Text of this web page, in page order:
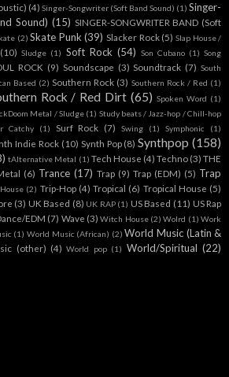
(4) Singer-Songwriter (Soft Band Sound) (1) Singer-
Sound) (15) SINGER-SONGWRITER BAND (Soft
(2) Skate Punk (39) Slacker Rock (5) Slap House /
(10) Sludge (1) Soft Rock (54) Son Cubano (1) Song
ROCK (9) Soundscape (3) Soundtrack (7) South
Based (2) Southern Rock (3) Southern Rock / Red (1)
Rock / Red Dirt (65) Spoken Word (1)
Metal / Sludge (1) Study beats / Jazz-hop / Chill-hop
Catchy (1) Surf Rock (7) Swing (1) Symphonic (1)
Indie Rock (10) Synth Pop (8) Synthpop (158)
tAlternative Metal (1) Tech House (4) Techno (3) THE
(6) Trance (17) Trap (9) Trap (EDM) (5) Trap
(2) Trip-Hop (4) Tropical (6) Tropical House (5)
(3) UK Based (8) UK RAP (1) US Based (11) US Rap
EDM (7) Wave (3) Witch House (2) Wolrd (1) Work
(1) World Music (African) (2) World Music (Latin &
(other) (4) World pop (1) World/Spiritual (22)